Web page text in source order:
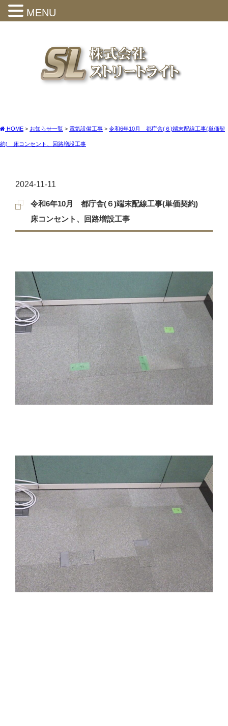
HOME > お知らせ一覧 > 電気設備工事 > 令和6年10月 都庁舎(６)端末配線工事(単価契
約) 床コンセント、回路増設工事
2024-11-11
令和6年10月 都庁舎(６)端末配線工事(単価契約)
床コンセント、回路増設工事
MENU